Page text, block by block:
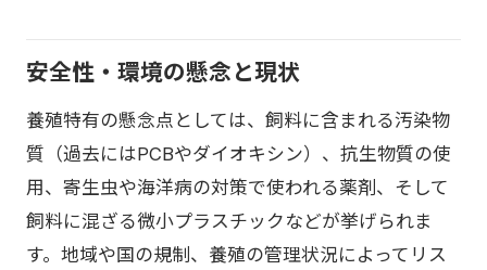
安全性・環境の懸念と現状
養殖特有の懸念点としては、飼料に含まれる汚染物
質（過去にはPCBやダイオキシン）、抗生物質の使
用、寄生虫や海洋病の対策で使われる薬剤、そして
飼料に混ざる微小プラスチックなどが挙げられま
す。地域や国の規制、養殖の管理状況によってリス